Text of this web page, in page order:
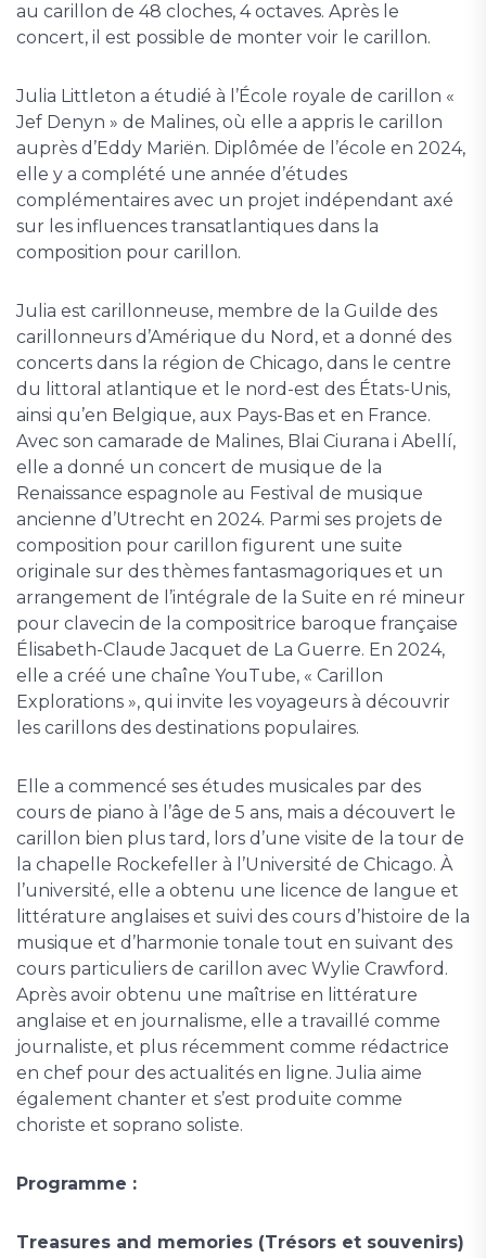
au carillon de 48 cloches, 4 octaves. Après le
concert, il est possible de monter voir le carillon.
Julia Littleton a étudié à l’École royale de carillon «
Jef Denyn » de Malines, où elle a appris le carillon
auprès d’Eddy Mariën. Diplômée de l’école en 2024,
elle y a complété une année d’études
complémentaires avec un projet indépendant axé
sur les influences transatlantiques dans la
composition pour carillon.
Julia est carillonneuse, membre de la Guilde des
carillonneurs d’Amérique du Nord, et a donné des
concerts dans la région de Chicago, dans le centre
du littoral atlantique et le nord-est des États-Unis,
ainsi qu’en Belgique, aux Pays-Bas et en France.
Avec son camarade de Malines, Blai Ciurana i Abellí,
elle a donné un concert de musique de la
Renaissance espagnole au Festival de musique
ancienne d’Utrecht en 2024. Parmi ses projets de
composition pour carillon figurent une suite
originale sur des thèmes fantasmagoriques et un
arrangement de l’intégrale de la Suite en ré mineur
pour clavecin de la compositrice baroque française
Élisabeth-Claude Jacquet de La Guerre. En 2024,
elle a créé une chaîne YouTube, « Carillon
Explorations », qui invite les voyageurs à découvrir
les carillons des destinations populaires.
Elle a commencé ses études musicales par des
cours de piano à l’âge de 5 ans, mais a découvert le
carillon bien plus tard, lors d’une visite de la tour de
la chapelle Rockefeller à l’Université de Chicago. À
l’université, elle a obtenu une licence de langue et
littérature anglaises et suivi des cours d’histoire de la
musique et d’harmonie tonale tout en suivant des
cours particuliers de carillon avec Wylie Crawford.
Après avoir obtenu une maîtrise en littérature
anglaise et en journalisme, elle a travaillé comme
journaliste, et plus récemment comme rédactrice
en chef pour des actualités en ligne. Julia aime
également chanter et s’est produite comme
choriste et soprano soliste.
Programme :
Treasures and memories (Trésors et souvenirs)